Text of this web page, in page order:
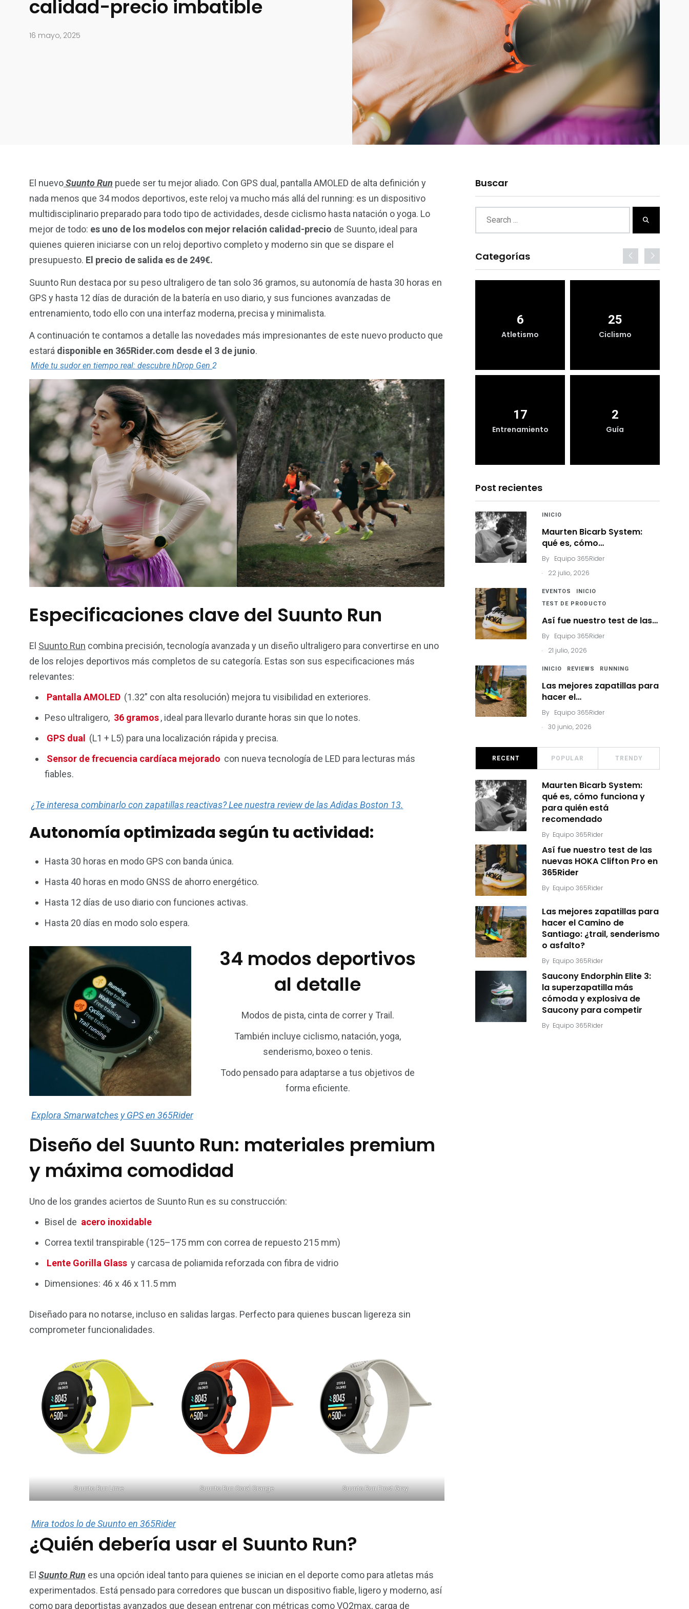
calidad-precio imbatible
16 mayo, 2025
El nuevoSuunto Run puede ser tu mejor aliado. Con GPS dual, pantalla AMOLED de alta definición y
nada menos que 34 modos deportivos, este reloj va mucho más allá del running: es un dispositivo
multidisciplinario preparado para todo tipo de actividades, desde ciclismo hasta natación o yoga. Lo
mejor de todo: es uno de los modelos con mejor relación calidad-precio de Suunto, ideal para
quienes quieren iniciarse con un reloj deportivo completo y moderno sin que se dispare el
presupuesto. El precio de salida es de 249€.
Suunto Run destaca por su peso ultraligero de tan solo 36 gramos, su autonomía de hasta 30 horas en
GPS y hasta 12 días de duración de la batería en uso diario, y sus funciones avanzadas de
entrenamiento, todo ello con una interfaz moderna, precisa y minimalista.
A continuación te contamos a detalle las novedades más impresionantes de este nuevo producto que
estará disponible en 365Rider.com desde el 3 de junio.
Mide tu sudor en tiempo real: descubre hDrop Gen2
Especificaciones clave del Suunto Run
El Suunto Run combina precisión, tecnología avanzada y un diseño ultraligero para convertirse en uno
de los relojes deportivos más completos de su categoría. Estas son sus especificaciones más
relevantes:
Pantalla AMOLED (1.32” con alta resolución) mejora tu visibilidad en exteriores.
Peso ultraligero, 36 gramos , ideal para llevarlo durante horas sin que lo notes.
GPS dual
(L1 + L5) para una localización rápida y precisa.
Sensor de frecuencia cardíaca mejorado con nueva tecnología de LED para lecturas más
fiables.
¿Te interesa combinarlo con zapatillas reactivas? Lee nuestra review de las Adidas Boston 13.
Autonomía optimizada según tu actividad:
Hasta 30 horas en modo GPS con banda única.
Hasta 40 horas en modo GNSS de ahorro energético.
Hasta 12 días de uso diario con funciones activas.
Hasta 20 días en modo solo espera.
34 modos deportivos
al detalle
Modos de pista, cinta de correr y Trail.
También incluye ciclismo, natación, yoga,
senderismo, boxeo o tenis.
Todo pensado para adaptarse a tus objetivos de
forma eficiente.
Explora Smarwatches y GPS en 365Rider
Diseño del Suunto Run: materiales premium
y máxima comodidad
Uno de los grandes aciertos de Suunto Run es su construcción:
Bisel de acero inoxidable
Correa textil transpirable (125–175 mm con correa de repuesto 215 mm)
Lente Gorilla Glass y carcasa de poliamida reforzada con fibra de vidrio
Dimensiones: 46 x 46 x 11.5 mm
Diseñado para no notarse, incluso en salidas largas. Perfecto para quienes buscan ligereza sin
comprometer funcionalidades.
Suunto Run Lime Suunto Run Coral Orange Suunto Run Frost Gray
Mira todos lo de Suunto en 365Rider
¿Quién debería usar el Suunto Run?
El Suunto Run es una opción ideal tanto para quienes se inician en el deporte como para atletas más
experimentados. Está pensado para corredores que buscan un dispositivo fiable, ligero y moderno, así
como para deportistas avanzados que desean entrenar con métricas como VO2max, carga de
Buscar
Categorías
120
Inicio
0
Inicio 2
21
Materiales
2
Natación
4
Nutrición Test de Producto
5
Trail
6
Atletismo
25
Ciclismo
17
Entrenamiento
2
Guía
Post recientes
INICIO
Maurten Bicarb System:
qué es, cómo…
By Equipo 365Rider
.
22 julio, 2026
EVENTOS
INICIO
TEST DE PRODUCTO
Así fue nuestro test de las…
By Equipo 365Rider
.
21 julio, 2026
INICIO REVIEWS RUNNING
Las mejores zapatillas para
hacer el…
By Equipo 365Rider
.
30 junio, 2026
RECENT POPULAR TRENDY
Maurten Bicarb System:
qué es, cómo funciona y
para quién está
recomendado
By Equipo 365Rider
Así fue nuestro test de las
nuevas HOKA Clifton Pro en
365Rider
By Equipo 365Rider
Las mejores zapatillas para
hacer el Camino de
Santiago: ¿trail, senderismo
o asfalto?
By Equipo 365Rider
Saucony Endorphin Elite 3:
la superzapatilla más
cómoda y explosiva de
Saucony para competir
By Equipo 365Rider